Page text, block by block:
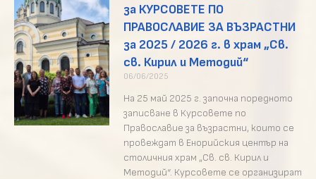
за КУРСОВЕТЕ ПО
ПРАВОСЛАВИЕ ЗА ВЪЗРАСТНИ
за 2025 / 2026 г. в храм „Св.
св. Кирил и Методий“
06/06/2025
На 25 май 2025 г. започна поредното
записване в Курсовете по
Православие за възрастни, които се
провеждат в Енорийския център на
столичния храм „Св. св. Кирил и
Методий“. Курсовете се организират